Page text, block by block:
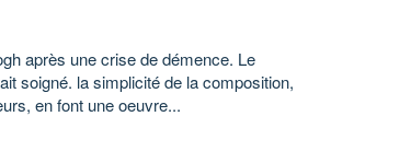
après une crise de démence. Le
soigné. la simplicité de la composition,
en font une oeuvre...